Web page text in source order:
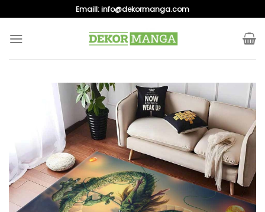
to
content
Emaill:info@dekormanga.com